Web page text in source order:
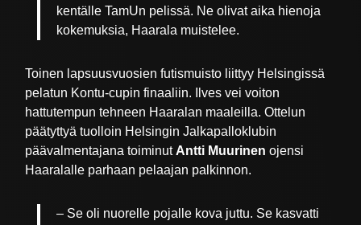
kentälle TamUn pelissä. Ne olivat aika hienoja
kokemuksia, Haarala muistelee.
Toinen lapsuusvuosien futismuisto liittyy Helsingissä
pelatun Kontu-cupin finaaliin. Ilves vei voiton
hattutempun tehneen Haaralan maaleilla. Ottelun
päätyttyä tuolloin Helsingin Jalkapalloklubin
päävalmentajana toiminut Antti Muurinen ojensi
Haaralalle parhaan pelaajan palkinnon.
– Se oli nuorelle pojalle kova juttu. Se kasvatti